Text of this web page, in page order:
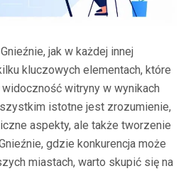
jak w każdej innej
kluczowych elementach, które
witryny w wynikach
istotne jest zrozumienie,
aspekty, ale także tworzenie
gdzie konkurencja może
miastach, warto skupić się na